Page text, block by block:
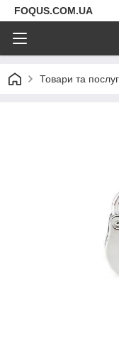
FOQUS.COM.UA
Товари та